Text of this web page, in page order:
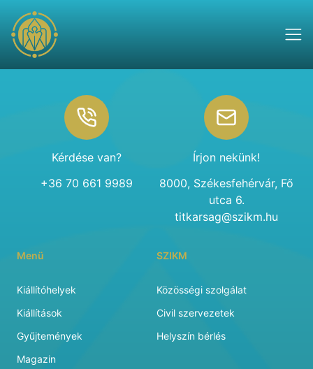
Kérdése van?
+36 70 661 9989
Írjon nekünk!
8000, Székesfehérvár, Fő
utca 6.
titkarsag@szikm.hu
Menü
Kiállítóhelyek
Kiállítások
Gyűjtemények
Magazin
SZIKM
Közösségi szolgálat
Civil szervezetek
Helyszín bérlés